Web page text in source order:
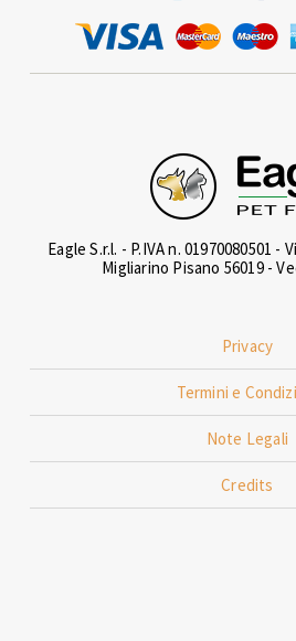
Eagle S.r.l. - P.IVA n. 01970080501 -
Migliarino Pisano 56019 -
Privacy
Termini e
Note Legali
Credits